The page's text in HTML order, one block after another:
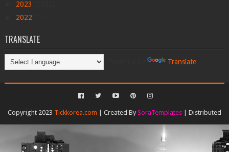
2023
2022
TRANSLATE
Translate
Copyright 2023 Tickkorea.com | Created By SoraTemplates| Distributed